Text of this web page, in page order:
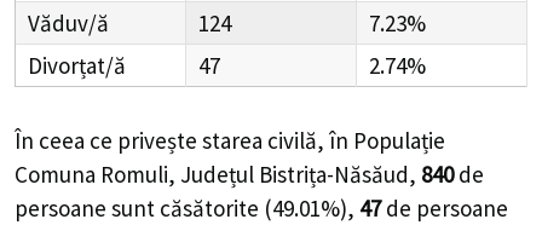
Văduv/ă
124
7.23%
Divorțat/ă
47 2.74%
În ceea ce privește starea civilă, în Populație
Comuna Romuli, Județul Bistrița-Năsăud, 840 de
persoane sunt căsătorite (49.01%), 47 de persoane